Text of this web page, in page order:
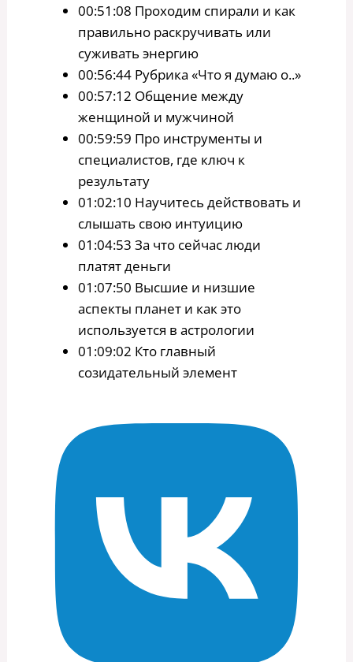
00:51:08 Проходим спирали и как
правильно раскручивать или
суживать энергию
00:56:44 Рубрика «Что я думаю о..»
00:57:12 Общение между
женщиной и мужчиной
00:59:59 Про инструменты и
специалистов, где ключ к
результату
01:02:10 Научитесь действовать и
слышать свою интуицию
01:04:53 За что сейчас люди
платят деньги
01:07:50 Высшие и низшие
аспекты планет и как это
используется в астрологии
01:09:02 Кто главный
созидательный элемент